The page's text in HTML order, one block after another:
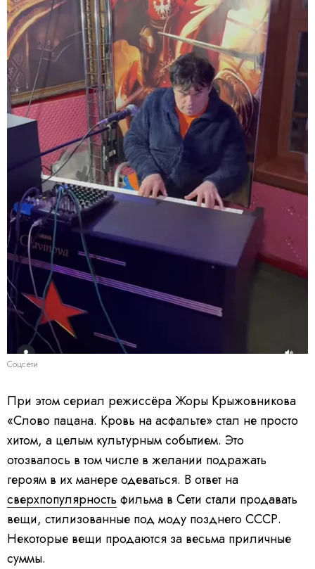
Соцсети
При этом сериал режиссёра Жоры Крыжовникова
«Слово пацана. Кровь на асфальте» стал не просто
хитом, а целым культурным событием. Это
отозвалось в том числе в желании подражать
героям в их манере одеваться. В ответ на
сверхпопулярность фильма в Сети стали продавать
вещи, стилизованные под моду позднего СССР.
Некоторые вещи продаются за весьма приличные
суммы.